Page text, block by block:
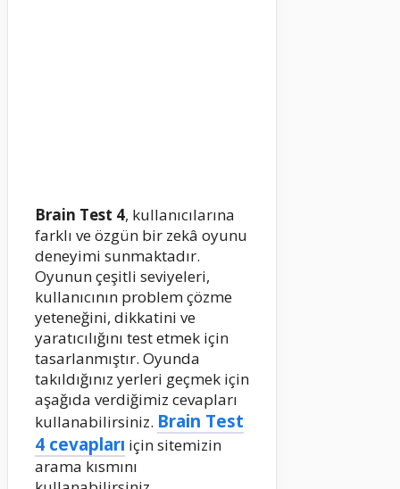
Brain Test 4, kullanıcılarına
farklı ve özgün bir zekâ oyunu
deneyimi sunmaktadır.
Oyunun çeşitli seviyeleri,
kullanıcının problem çözme
yeteneğini, dikkatini ve
yaratıcılığını test etmek için
tasarlanmıştır. Oyunda
takıldığınız yerleri geçmek için
aşağıda verdiğimiz cevapları
kullanabilirsiniz. Brain Test
4 cevapları için sitemizin
arama kısmını